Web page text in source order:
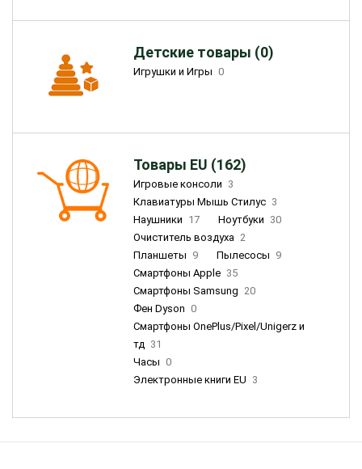
Детские товары (0)
Игрушки и Игры 0
Товары EU (162)
Игровые консоли 3
Клавиатуры Мышь Стилус 3
Наушники 17 Ноутбуки 30
Очиститель воздуха 2
Планшеты 9 Пылесосы 9
Смартфоны Apple 35
Смартфоны Samsung 20
Фен Dyson 0
Смартфоны OnePlus/Pixel/Unigerz и
тд 31
Часы 0
Электронные книги EU 3